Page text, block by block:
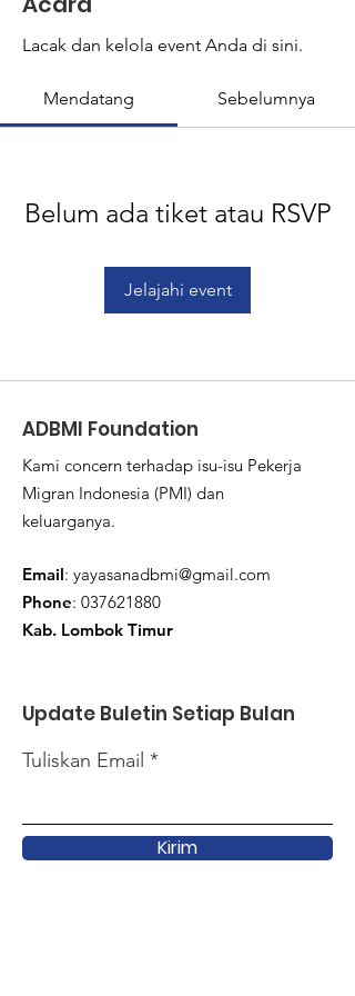
Lacak dan kelola event Anda di sini.
Mendatang Sebelumnya
Belum ada tiket atau RSVP
Jelajahi event
ADBMI Foundation
Kami concern terhadap isu-isu Pekerja
Migran Indonesia (PMI) dan
keluarganya.
Email: yayasanadbmi@gmail.com
Phone: 037621880
Kab. Lombok Timur
Update Buletin Setiap Bulan
Tuliskan Email
Kirim